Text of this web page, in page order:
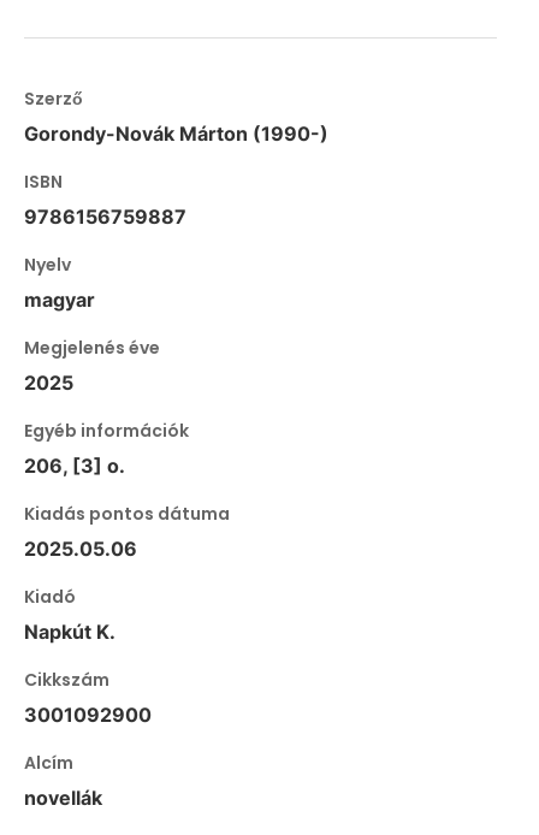
Szerző
Gorondy-Novák Márton (1990-)
ISBN
9786156759887
Nyelv
magyar
Megjelenés éve
2025
Egyéb információk
206, [3] o.
Kiadás pontos dátuma
2025.05.06
Kiadó
Napkút K.
Cikkszám
3001092900
Alcím
novellák